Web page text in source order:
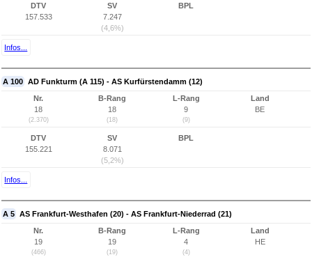
DTV
157.533
SV
7.247
(4,6%)
BPL
Infos...
A 100 AD Funkturm (A 115) - AS Kurfürstendamm (12)
Nr.
18
(2.370)
B-Rang
18
(18)
L-Rang
9
(9)
Land
BE
DTV
155.221
SV
8.071
(5,2%)
BPL
Infos...
A 5 AS Frankfurt-Westhafen (20) - AS Frankfurt-Niederrad (21)
Nr.
19
(466)
B-Rang
19
(19)
L-Rang
4
(4)
Land
HE